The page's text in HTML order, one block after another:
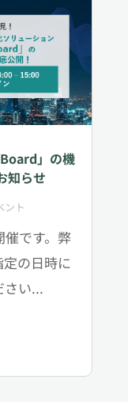
」の機
知らせ
ント
です。弊
の日時に
さい...